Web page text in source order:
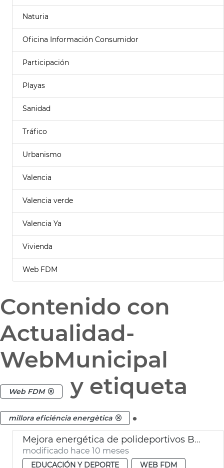
Naturia
Oficina Información Consumidor
Participación
Playas
Sanidad
Tráfico
Urbanismo
Valencia
Valencia verde
Valencia Ya
Vivienda
Web FDM
Contenido con
Actualidad-
WebMunicipal
Web FDM y etiqueta
millora eficiéncia energètica .
Mejora energética de polideportivos Beteró, Estadi del Turia y Benimaclet
modificado hace 10 meses
EDUCACIÓN Y DEPORTE
WEB FDM